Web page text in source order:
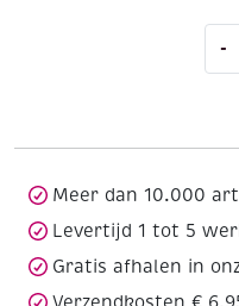
-
ml,
Meer dan 10.000
Levertijd 1 tot 5
Gratis afhalen in